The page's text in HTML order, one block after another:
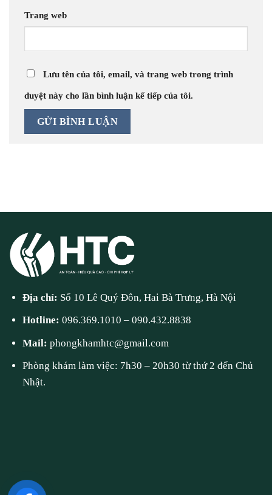
Trang web
Lưu tên của tôi, email, và trang web trong trình
duyệt này cho lần bình luận kế tiếp của tôi.
Địa chỉ: Số 10 Lê Quý Đôn, Hai Bà Trưng, Hà Nội
Hotline:096.369.1010 –090.432.8838
Mail:phongkhamhtc@gmail.com
Phòng khám làm việc: 7h30 – 20h30 từ thứ 2 đến Chủ
Nhật.